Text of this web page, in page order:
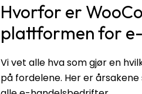
Hvorfor er
plattformen for
Vi vet alle hva som gjør en
på fordelene. Her er